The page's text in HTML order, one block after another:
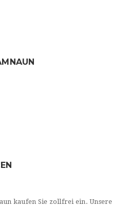
kaufen Sie zollfrei ein. Unsere